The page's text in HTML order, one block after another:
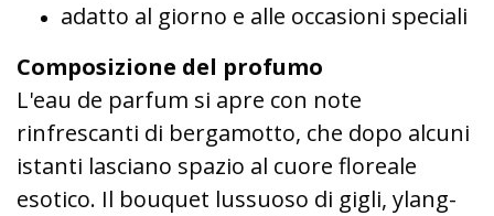
adatto al giorno e alle occasioni speciali
Composizione del profumo
L'eau de parfum si apre con note
rinfrescanti di bergamotto, che dopo alcuni
istanti lasciano spazio al cuore floreale
esotico. Il bouquet lussuoso di gigli, ylang-